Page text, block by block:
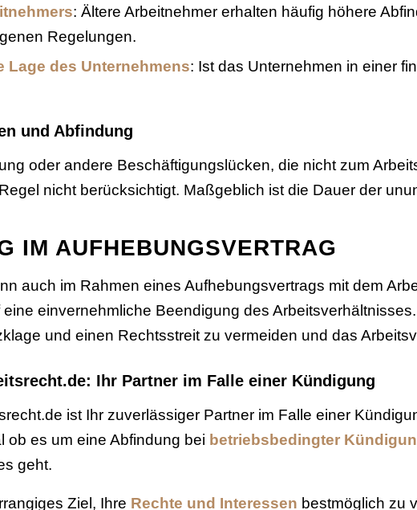
: Ältere Arbeitnehmer erhalten häufig höhere
Regelungen.
Lage des Unternehmens: Ist das Unternehmen in einer
und Abfindung
oder andere Beschäftigungslücken, die nicht zum
nicht berücksichtigt. Maßgeblich ist die Dauer der
IM AUFHEBUNGSVERTRAG
auch im Rahmen eines Aufhebungsvertrags mit dem
eine einvernehmliche Beendigung des
und einen Rechtsstreit zu vermeiden und das
Ihr Partner im Falle einer Kündigung
ist Ihr zuverlässiger Partner im Falle einer
ob es um eine Abfindung bei betriebsbedingter
geht.
Ziel, Ihre Rechte und Interessen bestmöglich zu